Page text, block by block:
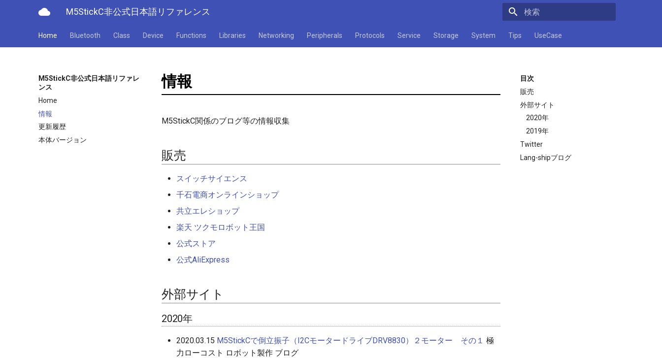
cloud M5StickC非公式日本語リファレンス
Home Bluetooth Class Device Functions Libraries Networking Peripherals Protocols Service Storage System Tips UseCase
M5StickC非公式日本語リファレ
ンス
Home
情報
更新履歴
本体バージョン
目次
販売
外部サイト
2020年
2019年
Twitter
Lang-shipブログ
情報
M5StickC関係のブログ等の情報収集
販売
スイッチサイエンス
千石電商オンラインショップ
共立エレショップ
楽天 ツクモロボット王国
公式ストア
公式AliExpress
外部サイト
2020年
2020.03.15 M5StickCで倒立振子（I2CモータードライブDRV8830）２モーター その１ 極
力ローコスト ロボット製作 ブログ